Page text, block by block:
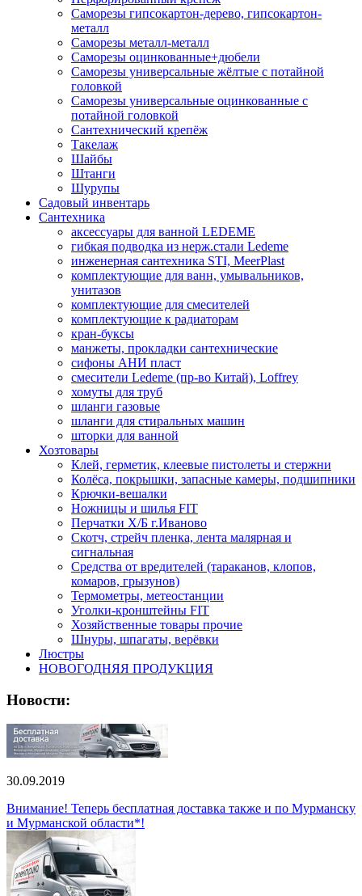
Саморезы гипсокартон-дерево, гипсокартон-
металл
Саморезы металл-металл
Саморезы оцинкованные+дюбели
Саморезы универсальные жёлтые с потайной
головкой
Саморезы универсальные оцинкованные с
потайной головкой
Сантехнический крепёж
Такелаж
Шайбы
Штанги
Шурупы
Садовый инвентарь
Сантехника
аксессуары для ванной LEDEME
гибкая подводка из нерж.стали Ledeme
инженерная сантехника STI, MeerPlast
комплектующие для ванн, умывальников,
унитазов
комплектующие для смесителей
комплектующие к радиаторам
кран-буксы
манжеты, прокладки сантехнические
сифоны АНИ пласт
смесители Ledeme (пр-во Китай), Loffrey
хомуты для труб
шланги газовые
шланги для стиральных машин
шторки для ванной
Хозтовары
Клей, герметик, клеевые пистолеты и стержни
Колёса, покрышки, запасные камеры, подшипники
Крючки-вешалки
Ножницы и шилья FIT
Перчатки Х/Б г.Иваново
Скотч, стрейч пленка, лента малярная и
сигнальная
Средства от вредителей (тараканов, клопов,
комаров, грызунов)
Термометры, метеостанции
Уголки-кронштейны FIT
Хозяйственные товары прочие
Шнуры, шпагаты, верёвки
Люстры
НОВОГОДНЯЯ ПРОДУКЦИЯ
Новости:
30.09.2019
Внимание! Теперь бесплатная доставка также и по Мурманску
и Мурманской области*!